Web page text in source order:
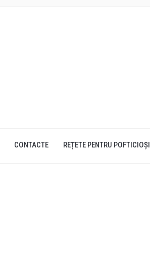
CONTACTE REȚETE PENTRU POFTICIOȘI